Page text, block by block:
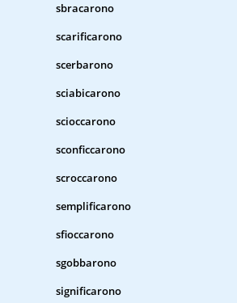
sbracarono
scarificarono
scerbarono
sciabicarono
scioccarono
sconficcarono
scroccarono
semplificarono
sfioccarono
sgobbarono
significarono